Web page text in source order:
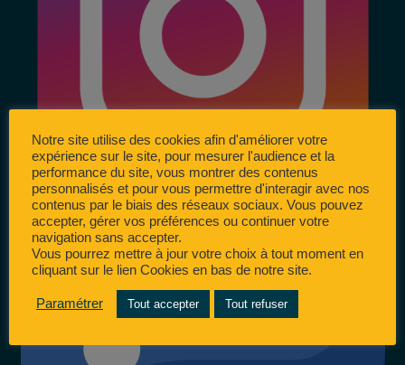
Notre site utilise des cookies afin d'améliorer votre
expérience sur le site, pour mesurer l'audience et la
performance du site, vous montrer des contenus
personnalisés et pour vous permettre d'interagir avec nos
contenus par le biais des réseaux sociaux. Vous pouvez
accepter, gérer vos préférences ou continuer votre
navigation sans accepter.
Vous pourrez mettre à jour votre choix à tout moment en
cliquant sur le lien Cookies en bas de notre site.
Paramétrer Tout accepter Tout refuser